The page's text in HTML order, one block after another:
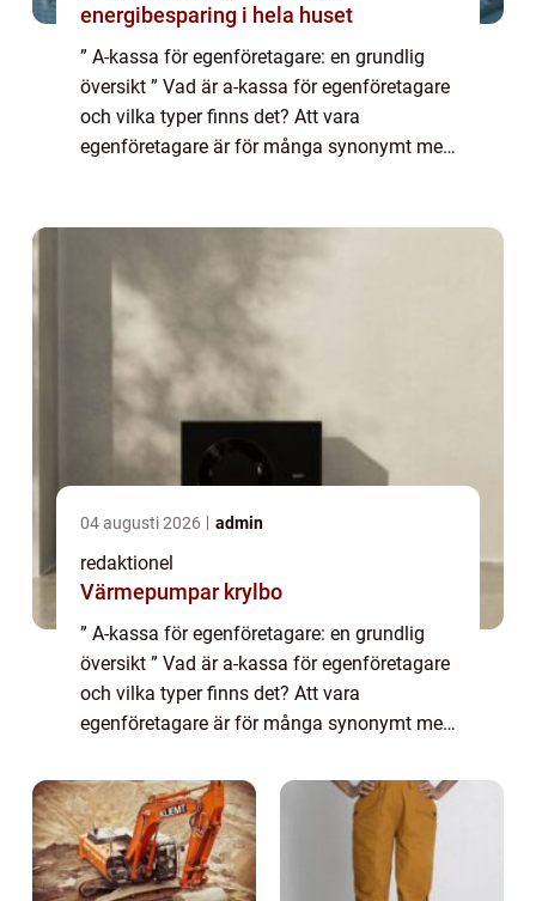
energibesparing i hela huset
” A-kassa för egenföretagare: en grundlig
översikt ” Vad är a-kassa för egenföretagare
och vilka typer finns det? Att vara
egenföretagare är för många synonymt med
04 augusti 2026 admin
redaktionel
Värmepumpar krylbo
” A-kassa för egenföretagare: en grundlig
översikt ” Vad är a-kassa för egenföretagare
och vilka typer finns det? Att vara
egenföretagare är för många synonymt med
samtidigt kan det innebära e...